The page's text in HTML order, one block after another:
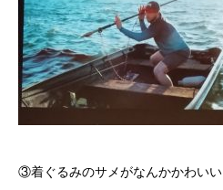
③着ぐるみのサメがなんかかわいい